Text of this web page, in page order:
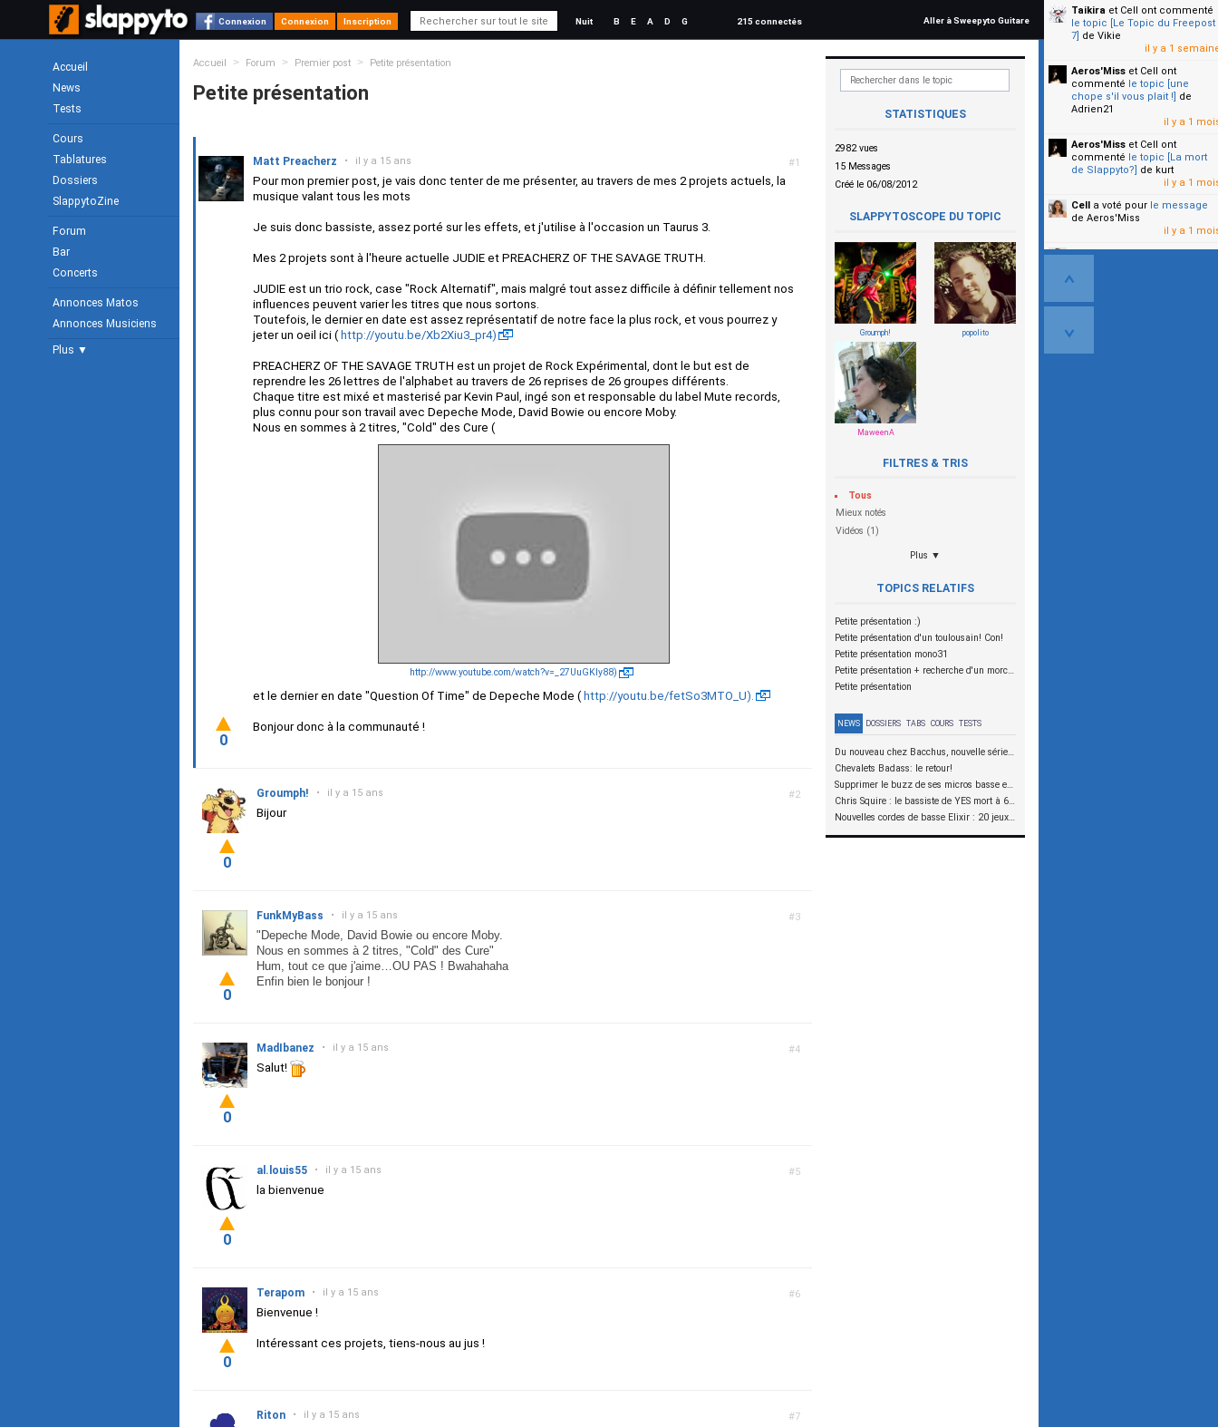
Connexion Connexion Inscription Nuit B E A D G 215 connectés Aller à Sweepyto Guitare
Accueil
News
Tests
Cours
Tablatures
Dossiers
SlappytoZine
Forum
Bar
Concerts
Annonces Matos
Annonces Musiciens
Plus ▼
Accueil > Forum > Premier post > Petite présentation
Petite présentation
STATISTIQUES
2982 vues
15 Messages
Créé le 06/08/2012
SLAPPYTOSCOPE DU TOPIC
Groumph! popolito
MaweenA
FILTRES & TRIS
Tous
Mieux notés
Vidéos (1)
Plus ▼
TOPICS RELATIFS
Petite présentation :)
Petite présentation d'un toulousain! Con!
Petite présentation mono31
Petite présentation + recherche d'un morceau slap débutant
Petite présentation
NEWS DOSSIERS TABS COURS TESTS
Du nouveau chez Bacchus, nouvelle série SCD
Chevalets Badass: le retour!
Supprimer le buzz de ses micros basse en reliant les aimants à la masse
Chris Squire : le bassiste de YES mort à 67 ans
Nouvelles cordes de basse Elixir : 20 jeux à tester !
#1
Matt Preacherz • il y a 15 ans
Pour mon premier post, je vais donc tenter de me présenter, au travers de mes 2 projets actuels, la
musique valant tous les mots
Je suis donc bassiste, assez porté sur les effets, et j'utilise à l'occasion un Taurus 3.
Mes 2 projets sont à l'heure actuelle JUDIE et PREACHERZ OF THE SAVAGE TRUTH.
JUDIE est un trio rock, case "Rock Alternatif", mais malgré tout assez difficile à définir tellement nos
influences peuvent varier les titres que nous sortons.
Toutefois, le dernier en date est assez représentatif de notre face la plus rock, et vous pourrez y
jeter un oeil ici ( http://youtu.be/Xb2Xiu3_pr4)
PREACHERZ OF THE SAVAGE TRUTH est un projet de Rock Expérimental, dont le but est de
reprendre les 26 lettres de l'alphabet au travers de 26 reprises de 26 groupes différents.
Chaque titre est mixé et masterisé par Kevin Paul, ingé son et responsable du label Mute records,
plus connu pour son travail avec Depeche Mode, David Bowie ou encore Moby.
Nous en sommes à 2 titres, "Cold" des Cure (
http://www.youtube.com/watch?v=_27UuGKIy88)
et le dernier en date "Question Of Time" de Depeche Mode ( http://youtu.be/fetSo3MTO_U).
Bonjour donc à la communauté !
0
#2
Groumph! • il y a 15 ans
Bijour
0
#3
FunkMyBass • il y a 15 ans
"Depeche Mode, David Bowie ou encore Moby.
Nous en sommes à 2 titres, "Cold" des Cure"
Hum, tout ce que j'aime…OU PAS ! Bwahahaha
Enfin bien le bonjour !
0
#4
MadIbanez • il y a 15 ans
Salut!
0
#5
al.louis55 • il y a 15 ans
la bienvenue
0
#6
Terapom • il y a 15 ans
Bienvenue !
Intéressant ces projets, tiens-nous au jus !
0
#7
Riton • il y a 15 ans
Taikira et Cell ont commenté
le topic [Le Topic du Freepost
7] de Vikie
il y a 1
Aeros'Miss et Cell ont
commenté le topic [une
chope s'il vous plait !] de
Adrien21
il y a 1
Aeros'Miss et Cell ont
commenté le topic [La mort
de Slappyto?] de kurt
il y a 1
Cell a voté pour le message
de Aeros'Miss
il y a 1
Cella voté pourle message